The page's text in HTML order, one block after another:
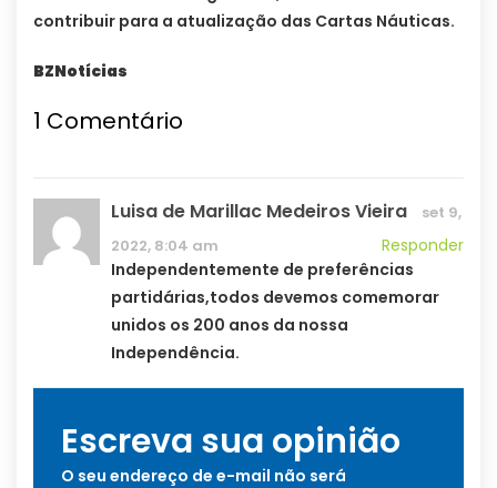
contribuir para a atualização das Cartas Náuticas.
BZNotícias
1 Comentário
Luisa de Marillac Medeiros Vieira
set 9,
2022, 8:04 am
Responder
Independentemente de preferências
partidárias,todos devemos comemorar
unidos os 200 anos da nossa
Independência.
Escreva sua opinião
O seu endereço de e-mail não será